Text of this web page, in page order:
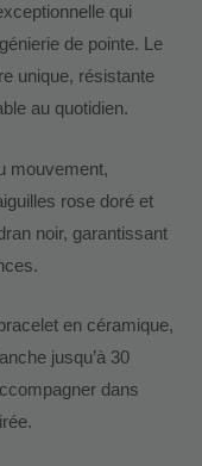
qui
de pointe. Le
unique, résistante
au quotidien.
mouvement,
rose doré et
noir, garantissant
en céramique,
jusqu’à 30
dans